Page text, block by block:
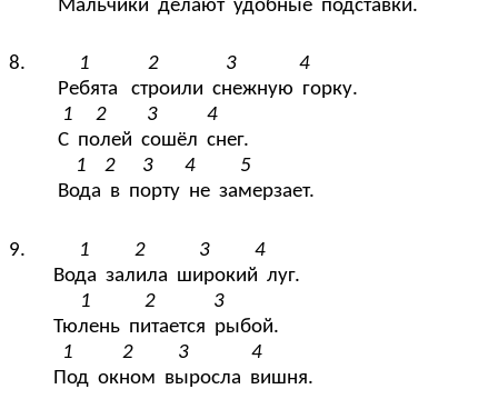
Мальчики делают удобные подставки.
8.
1 2 3 4
Ребята строили снежную горку.
1 2 3 4
С полей сошёл снег.
1 2 3 4 5
Вода в порту не замерзает.
9.
1 2 3 4
Вода залила широкий луг.
1 2 3
Тюлень питается рыбой.
1 2 3 4
Под окном выросла вишня.